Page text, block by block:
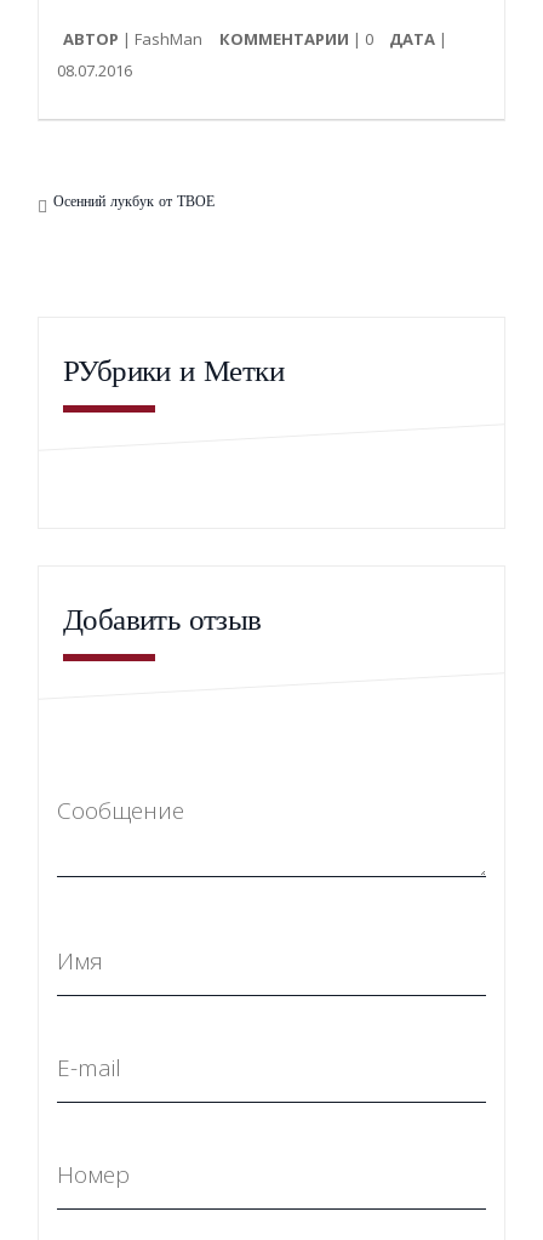
АВТОР | FashMan КОММЕНТАРИИ | 0 ДАТА |
08.07.2016
Осенний лукбук от ТВОЕ
РУбрики и Метки
Добавить отзыв